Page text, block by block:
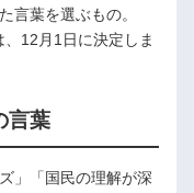
言葉を選ぶもの。
12月1日に決定しま
言葉
」「国民の理解が深